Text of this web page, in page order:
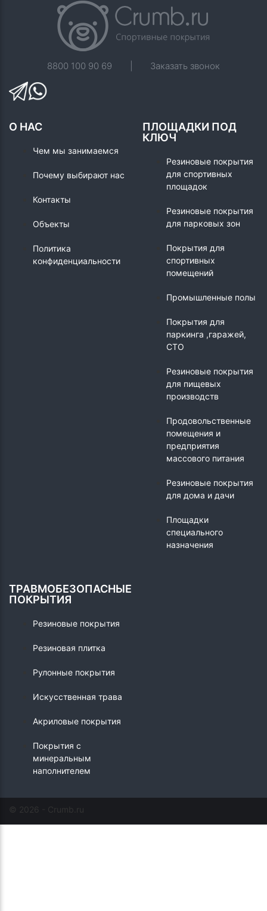
8800 100 90 69 Заказать звонок
О НАС
Чем мы занимаемся
Почему выбирают нас
Контакты
Объекты
Политика
конфиденциальности
ПЛОЩАДКИ ПОД
КЛЮЧ
Резиновые покрытия
для спортивных
площадок
Резиновые покрытия
для парковых зон
Покрытия для
спортивных
помещений
Промышленные полы
Покрытия для
паркинга ,гаражей,
СТО
Резиновые покрытия
для пищевых
производств
Продовольственные
помещения и
предприятия
массового питания
Резиновые покрытия
для дома и дачи
Площадки
специального
назначения
ТРАВМОБЕЗОПАСНЫЕ
ПОКРЫТИЯ
Резиновые покрытия
Резиновая плитка
Рулонные покрытия
Искусственная трава
Акриловые покрытия
Покрытия с
минеральным
наполнителем
© 2026 - Crumb.ru